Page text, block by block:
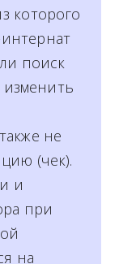
которого
поиск
изменить
не
(чек).
и
при
на